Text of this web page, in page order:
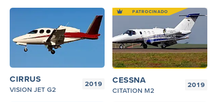
CIRRUS
VISION JET G2
2019 CESSNA
CITATION M2
2019